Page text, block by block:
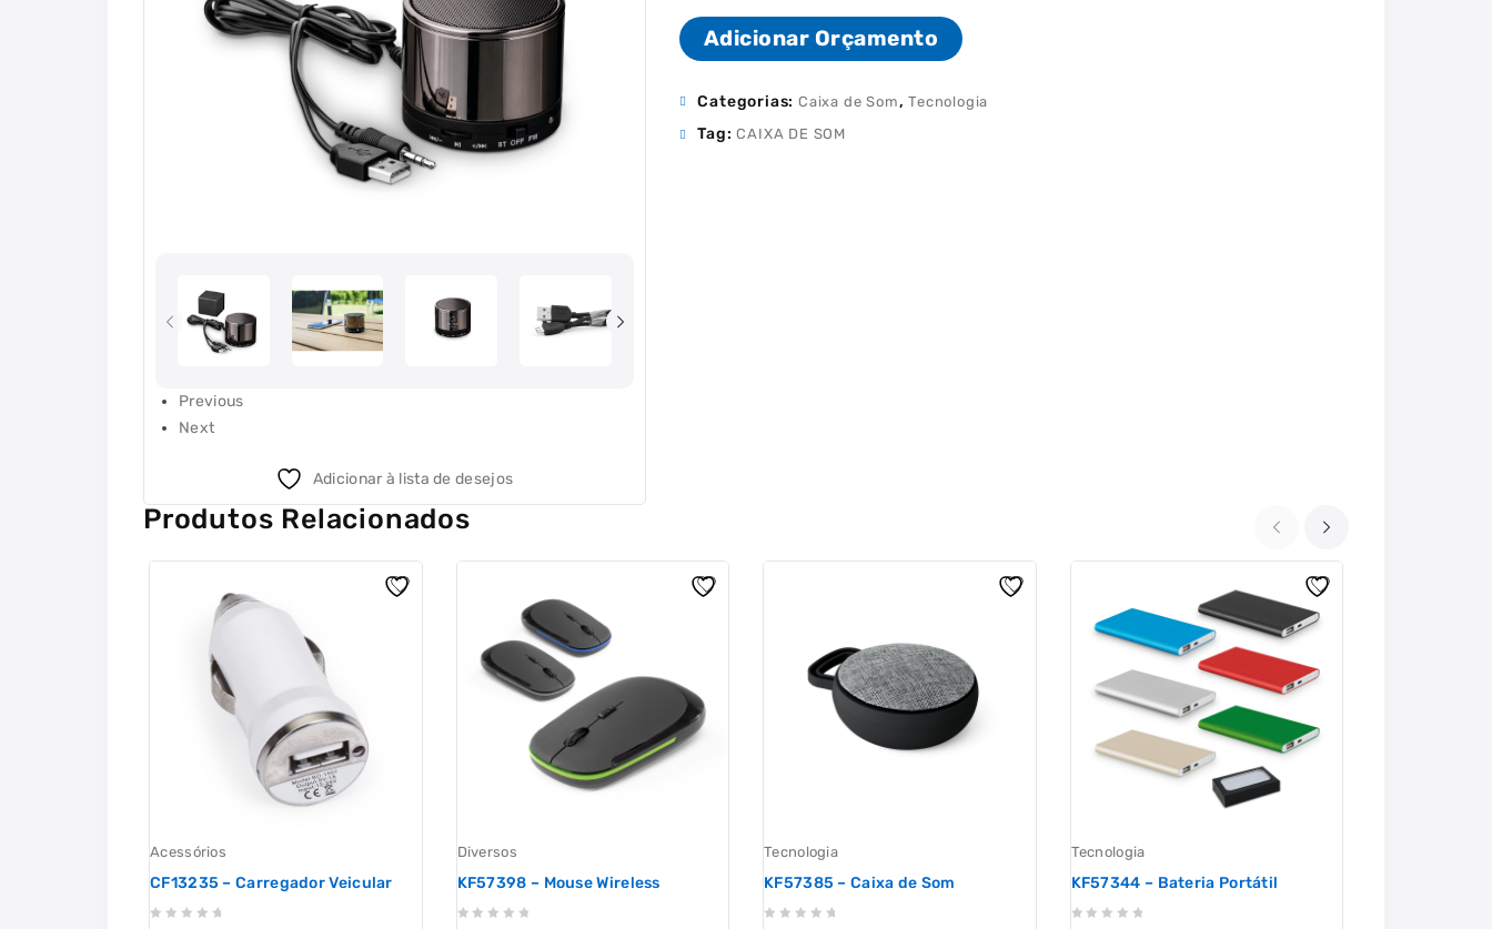
Previous
Next
Adicionar à lista de desejos
Adicionar Orçamento
Categorias: Caixa de Som,Tecnologia
Tag:CAIXA DE SOM
Produtos Relacionados
Acessórios
CF13235 – Carregador Veicular
Diversos
KF57398 – Mouse Wireless
Tecnologia
KF57385 – Caixa de Som
Tecnologia
KF57344 – Bateria Portátil